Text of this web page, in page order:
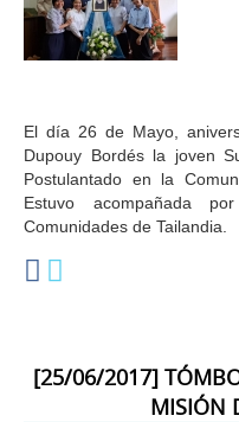
El día 26 de Mayo,
Dupouy Bordés la joven
Postulantado en la
Estuvo acompañada
Comunidades de Tailandia.
[25/06/2017]
MISIÓN